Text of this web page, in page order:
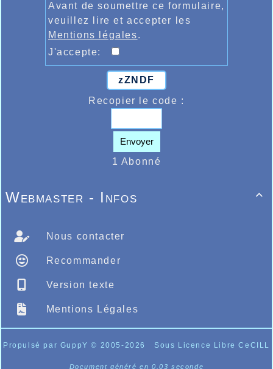
Les Benjamins(es) à Jean Bouin
Avant de soumettre ce formulaire,
veuillez lire et accepter les
Mentions légales.
J'accepte:
zZNDF
Recopier le code :
Envoyer
1 Abonné

Webmaster - Infos
Nous contacter
Recommander
Version texte
Mentions Légales
Propulsé par GuppY© 2005-2026 Sous Licence Libre CeCILL
Document généré en 0.03 seconde